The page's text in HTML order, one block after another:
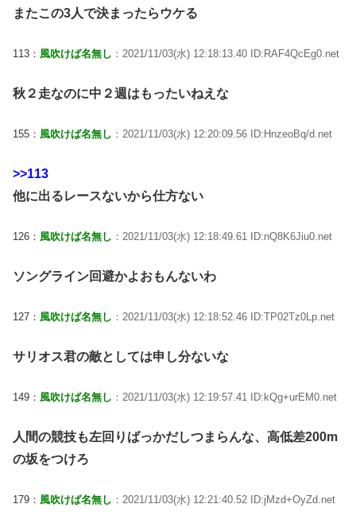
またこの3人で決まったらウケる
113： 風吹けば名無し ：2021/11/03(水) 12:18:13.40 ID:RAF4QcEg0.net
秋２走なのに中２週はもったいねえな
155： 風吹けば名無し ：2021/11/03(水) 12:20:09.56 ID:HnzeoBq/d.net
>>113
他に出るレースないから仕方ない
126： 風吹けば名無し ：2021/11/03(水) 12:18:49.61 ID:nQ8K6Jiu0.net
ソングライン回避かよおもんないわ
127： 風吹けば名無し ：2021/11/03(水) 12:18:52.46 ID:TP02Tz0Lp.net
サリオス君の敵としては申し分ないな
149： 風吹けば名無し ：2021/11/03(水) 12:19:57.41 ID:kQg+urEM0.net
人間の競技も左回りばっかだしつまらんな、高低差200m
の坂をつけろ
179： 風吹けば名無し ：2021/11/03(水) 12:21:40.52 ID:jMzd+OyZd.net